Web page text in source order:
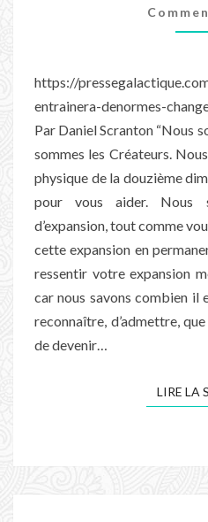
https://
entrainera-denormes-
Par Daniel Scranton “Nous
sommes les Créateurs.
physique de la douzième
pour vous aider. Nous
d’expansion, tout comme
cette expansion en
ressentir votre expansion
car nous savons combien il
reconnaître, d’admettre,
de devenir…
LIRE LA